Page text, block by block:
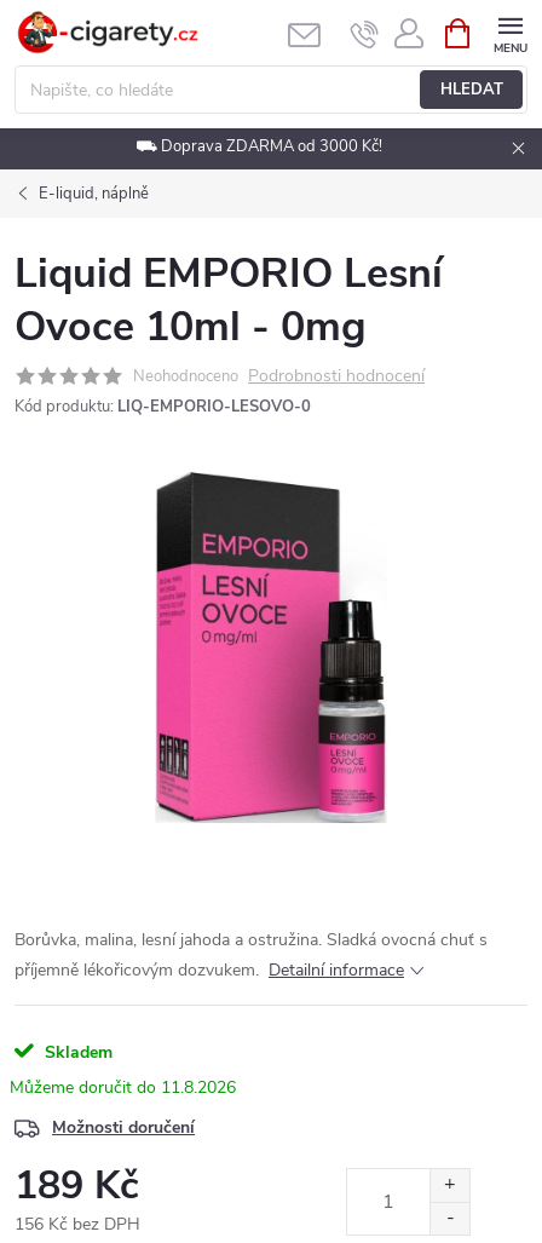
Přejít
obsah
HLEDAT
NÁKUPNÍ
KOŠÍK
⛟ Doprava ZDARMA od 3000 Kč!
E-liquid, náplně
Liquid EMPORIO Lesní
Ovoce 10ml - 0mg
Neohodnoceno Podrobnosti hodnocení
Kód produktu: LIQ-EMPORIO-LESOVO-0
Borůvka, malina, lesní jahoda a ostružina. Sladká ovocná chuť s
příjemně lékořicovým dozvukem. Detailní informace
Skladem
11.8.2026
Možnosti doručení
189 Kč
156 Kč bez DPH